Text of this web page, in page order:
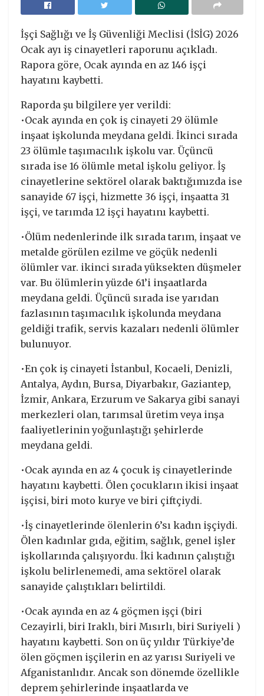
İşçi Sağlığı ve İş Güvenliği Meclisi (İSİG) 2026
Ocak ayı iş cinayetleri raporunu açıkladı.
Rapora göre, Ocak ayında en az 146 işçi
hayatını kaybetti.
Raporda şu bilgilere yer verildi:
•Ocak ayında en çok iş cinayeti 29 ölümle
inşaat işkolunda meydana geldi. İkinci sırada
23 ölümle taşımacılık işkolu var. Üçüncü
sırada ise 16 ölümle metal işkolu geliyor. İş
cinayetlerine sektörel olarak baktığımızda ise
sanayide 67 işçi, hizmette 36 işçi, inşaatta 31
işçi, ve tarımda 12 işçi hayatını kaybetti.
•Ölüm nedenlerinde ilk sırada tarım, inşaat ve
metalde görülen ezilme ve göçük nedenli
ölümler var. ikinci sırada yüksekten düşmeler
var. Bu ölümlerin yüzde 61’i inşaatlarda
meydana geldi. Üçüncü sırada ise yarıdan
fazlasının taşımacılık işkolunda meydana
geldiği trafik, servis kazaları nedenli ölümler
bulunuyor.
•En çok iş cinayeti İstanbul, Kocaeli, Denizli,
Antalya, Aydın, Bursa, Diyarbakır, Gaziantep,
İzmir, Ankara, Erzurum ve Sakarya gibi sanayi
merkezleri olan, tarımsal üretim veya inşa
faaliyetlerinin yoğunlaştığı şehirlerde
meydana geldi.
•Ocak ayında en az 4 çocuk iş cinayetlerinde
hayatını kaybetti. Ölen çocukların ikisi inşaat
işçisi, biri moto kurye ve biri çiftçiydi.
•İş cinayetlerinde ölenlerin 6’sı kadın işçiydi.
Ölen kadınlar gıda, eğitim, sağlık, genel işler
işkollarında çalışıyordu. İki kadının çalıştığı
işkolu belirlenemedi, ama sektörel olarak
sanayide çalıştıkları belirtildi.
•Ocak ayında en az 4 göçmen işçi (biri
Cezayirli, biri Iraklı, biri Mısırlı, biri Suriyeli )
hayatını kaybetti. Son on üç yıldır Türkiye’de
ölen göçmen işçilerin en az yarısı Suriyeli ve
Afganistanlıdır. Ancak son dönemde özellikle
deprem şehirlerinde inşaatlarda ve